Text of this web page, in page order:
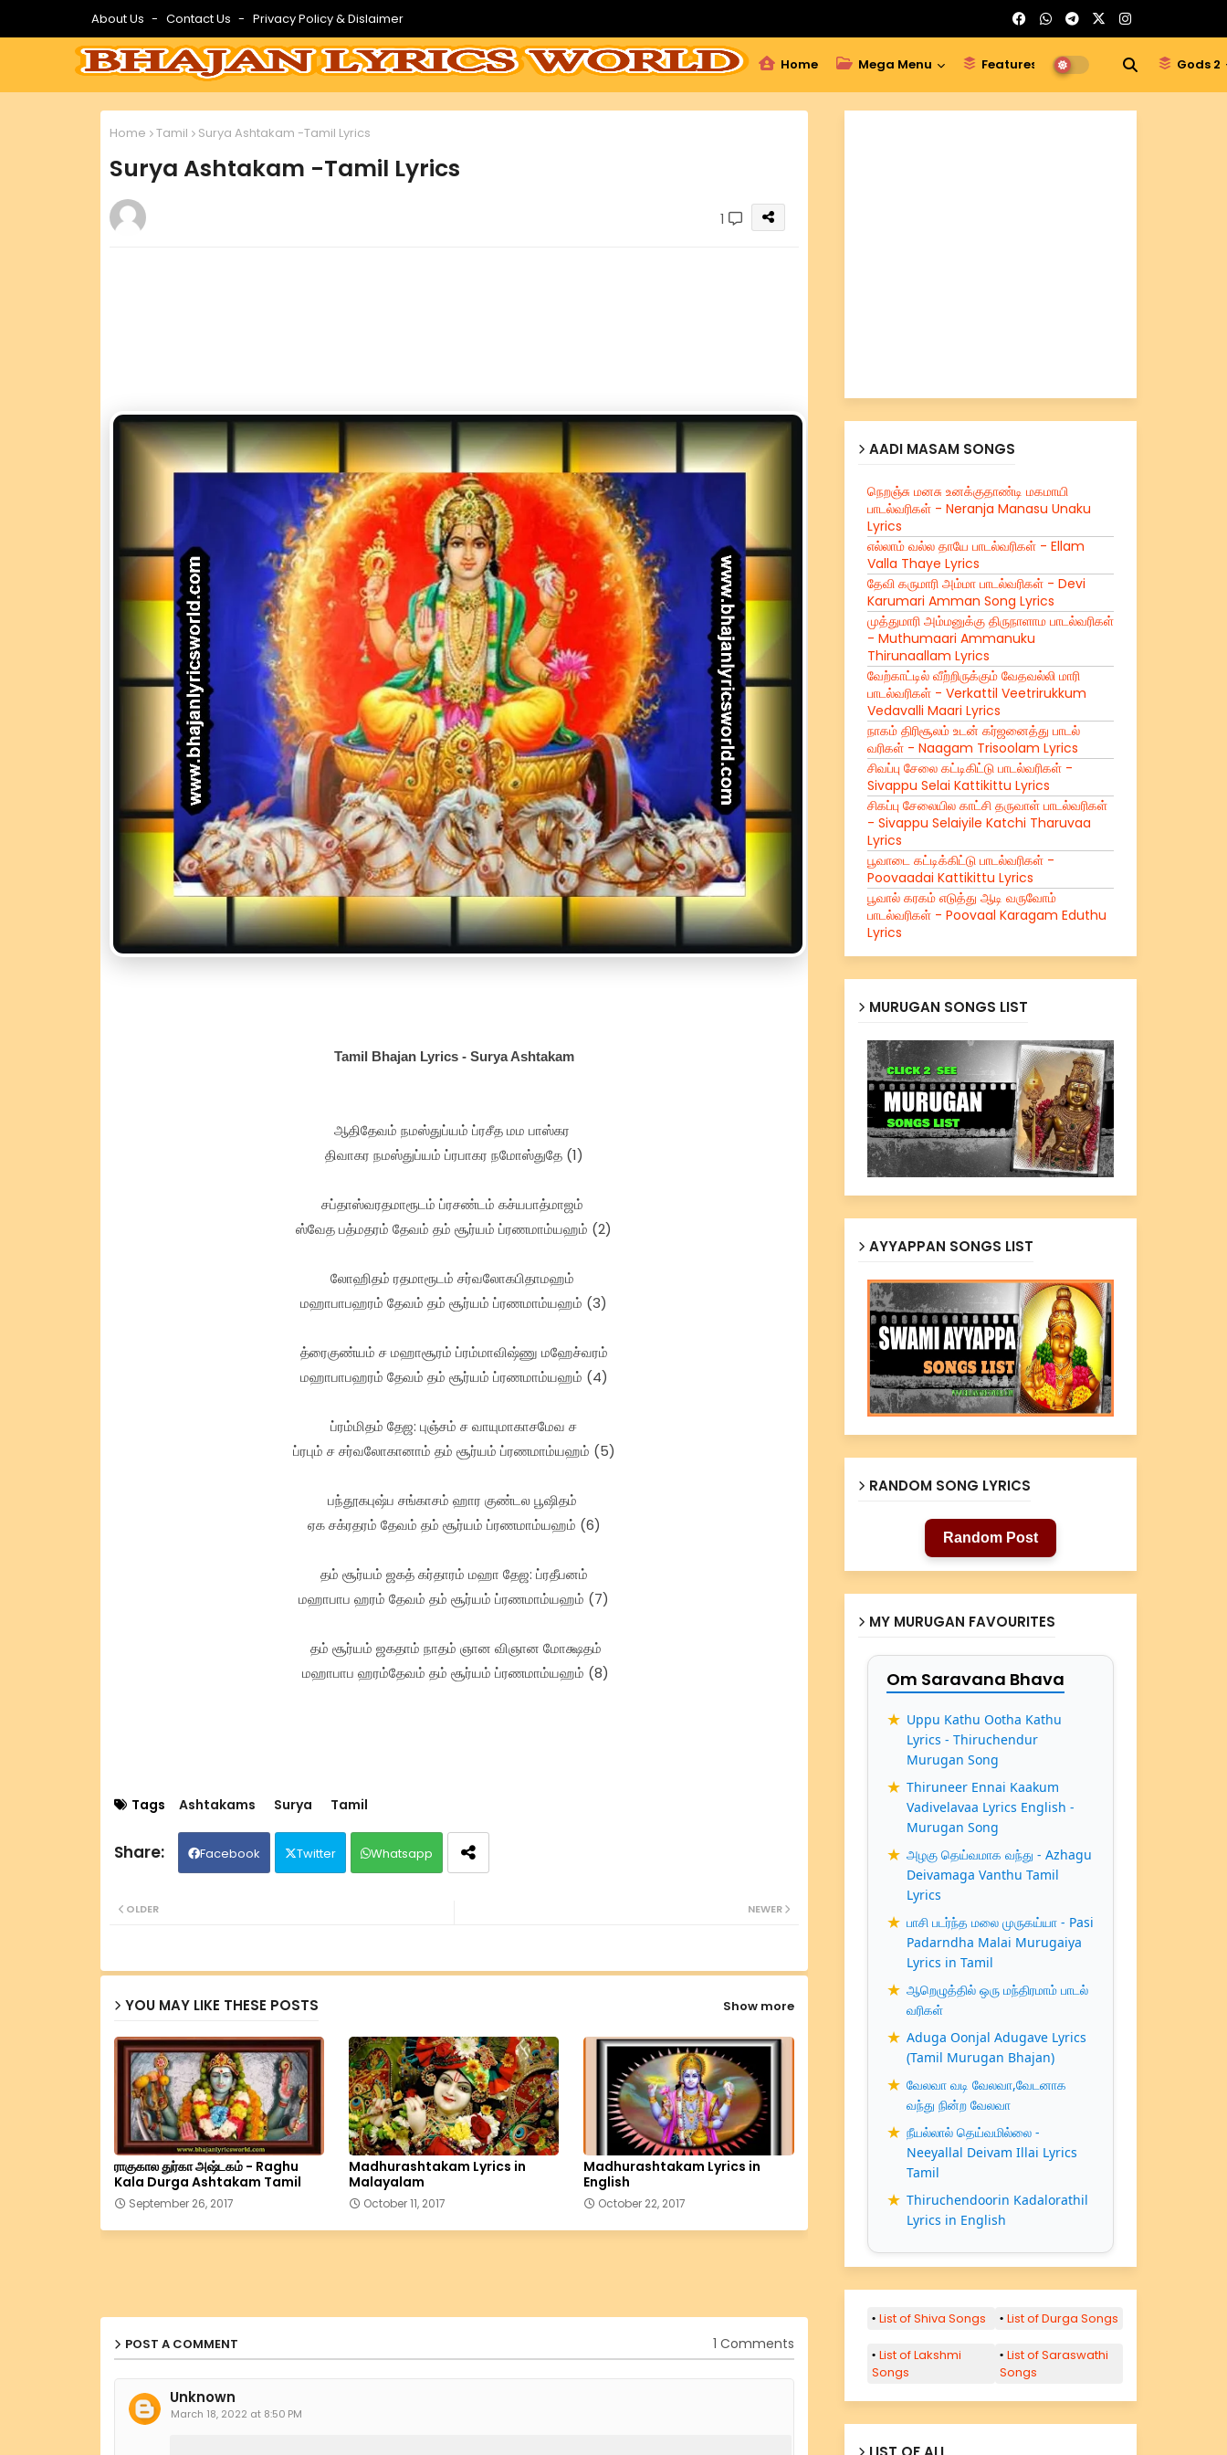
About Us Contact Us Privacy Policy & Dislaimer
Home Mega Menu Features Gods 1 Gods 2
Home Tamil Surya Ashtakam -Tamil Lyrics
Surya Ashtakam -Tamil Lyrics
1
Tamil Bhajan Lyrics - Surya Ashtakam
ஆதிதேவம் நமஸ்துப்யம் ப்ரசீத மம பாஸ்கர
திவாகர நமஸ்துப்யம் ப்ரபாகர நமோஸ்துதே (1)
சப்தாஸ்வரதமாரூடம் ப்ரசண்டம் கச்யபாத்மாஜம்
ஸ்வேத பத்மதரம் தேவம் தம் சூர்யம் ப்ரணமாம்யஹம் (2)
லோஹிதம் ரதமாரூடம் சர்வலோகபிதாமஹம்
மஹாபாபஹரம் தேவம் தம் சூர்யம் ப்ரணமாம்யஹம் (3)
த்ரைகுண்யம் ச மஹாசூரம் ப்ரம்மாவிஷ்ணு மஹேச்வரம்
மஹாபாபஹரம் தேவம் தம் சூர்யம் ப்ரணமாம்யஹம் (4)
ப்ரம்மிதம் தேஜ: புஞ்சம் ச வாயுமாகாசமேவ ச
ப்ரபும் ச சர்வலோகானாம் தம் சூர்யம் ப்ரணமாம்யஹம் (5)
பந்தூகபுஷ்ப சங்காசம் ஹார குண்டல பூஷிதம்
ஏக சக்ரதரம் தேவம் தம் சூர்யம் ப்ரணமாம்யஹம் (6)
தம் சூர்யம் ஜகத் கர்தாரம் மஹா தேஜ: ப்ரதீபனம்
மஹாபாப ஹரம் தேவம் தம் சூர்யம் ப்ரணமாம்யஹம் (7)
தம் சூர்யம் ஜகதாம் நாதம் ஞான விஞான மோக்ஷதம்
மஹாபாப ஹரம்தேவம் தம் சூர்யம் ப்ரணமாம்யஹம் (8)
Tags Ashtakams Surya Tamil
Facebook Twitter Whatsapp
NEWER
OLDER
YOU MAY LIKE THESE POSTS Show more
ராகுகால துர்கா அஷ்டகம் - Raghu
Kala Durga Ashtakam Tamil
September 26, 2017
Madhurashtakam Lyrics in
Malayalam
October 11, 2017
Madhurashtakam Lyrics in
English
October 22, 2017
POST A COMMENT 1 Comments
Unknown
March 18, 2022 at 8:50 PM
AADI MASAM SONGS
நெறஞ்சு மனசு உனக்குதாண்டி மகமாயி
பாடல்வரிகள் - Neranja Manasu Unaku
Lyrics
எல்லாம் வல்ல தாயே பாடல்வரிகள் - Ellam
Valla Thaye Lyrics
தேவி கருமாரி அம்மா பாடல்வரிகள் - Devi
Karumari Amman Song Lyrics
முத்துமாரி அம்மனுக்கு திருநாளாம பாடல்வரிகள்
- Muthumaari Ammanuku
Thirunaallam Lyrics
வேற்காட்டில் வீற்றிருக்கும் வேதவல்லி மாரி
பாடல்வரிகள் - Verkattil Veetrirukkum
Vedavalli Maari Lyrics
நாகம் திரிசூலம் உடன் கர்ஜனைத்து பாடல்
வரிகள் - Naagam Trisoolam Lyrics
சிவப்பு சேலை கட்டிகிட்டு பாடல்வரிகள் -
Sivappu Selai Kattikittu Lyrics
சிகப்பு சேலையில காட்சி தருவாள் பாடல்வரிகள்
- Sivappu Selaiyile Katchi Tharuvaa
Lyrics
பூவாடை கட்டிக்கிட்டு பாடல்வரிகள் -
Poovaadai Kattikittu Lyrics
பூவால் கரகம் எடுத்து ஆடி வருவோம்
பாடல்வரிகள் - Poovaal Karagam Eduthu
Lyrics
MURUGAN SONGS LIST
AYYAPPAN SONGS LIST
RANDOM SONG LYRICS
Random Post
MY MURUGAN FAVOURITES
Om Saravana Bhava
Uppu Kathu Ootha Kathu
Lyrics - Thiruchendur
Murugan Song
Thiruneer Ennai Kaakum
Vadivelavaa Lyrics English -
Murugan Song
அழகு தெய்வமாக வந்து - Azhagu
Deivamaga Vanthu Tamil
Lyrics
பாசி படர்ந்த மலை முருகய்யா - Pasi
Padarndha Malai Murugaiya
Lyrics in Tamil
ஆறெழுத்தில் ஒரு மந்திரமாம் பாடல்
வரிகள்
Aduga Oonjal Adugave Lyrics
(Tamil Murugan Bhajan)
வேலவா வடி வேலவா,வேடனாக
வந்து நின்ற வேலவா
நீயல்லால் தெய்வமில்லை -
Neeyallal Deivam Illai Lyrics
Tamil
Thiruchendoorin Kadalorathil
Lyrics in English
List of Shiva Songs List of Durga Songs
List of Lakshmi
Songs
List of Saraswathi
Songs